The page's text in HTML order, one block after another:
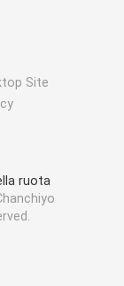
Site
ruota